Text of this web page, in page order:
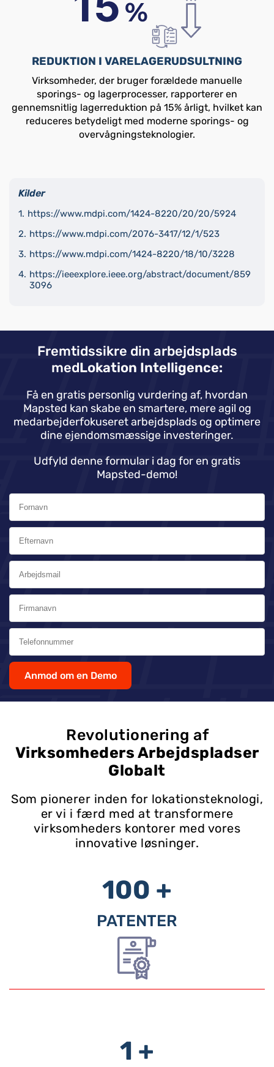
REDUKTION I VARELAGERUDSULTNING
Virksomheder, der bruger forældede manuelle
sporings- og lagerprocesser, rapporterer en
gennemsnitlig lagerreduktion på 15% årligt, hvilket kan
reduceres betydeligt med moderne sporings- og
overvågningsteknologier.
Kilder
https://www.mdpi.com/1424-8220/20/20/5924
https://www.mdpi.com/2076-3417/12/1/523
https://www.mdpi.com/1424-8220/18/10/3228
https://ieeexplore.ieee.org/abstract/document/859
3096
Fremtidssikre din arbejdsplads
medLokation Intelligence:
Få en gratis personlig vurdering af, hvordan
Mapsted kan skabe en smartere, mere agil og
medarbejderfokuseret arbejdsplads og optimere
dine ejendomsmæssige investeringer.
Udfyld denne formular i dag for en gratis
Mapsted-demo!
Anmod om en Demo
Revolutionering af
Virksomheders Arbejdspladser
Globalt
Som pionerer inden for lokationsteknologi,
er vi i færd med at transformere
virksomheders kontorer med vores
innovative løsninger.
100 +
PATENTER
1 +